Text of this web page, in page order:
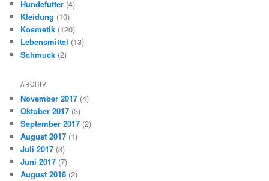
Hundefutter (4)
Kleidung (10)
Kosmetik (120)
Lebensmittel (13)
Schmuck (2)
ARCHIV
November 2017 (4)
Oktober 2017 (3)
September 2017 (2)
August 2017 (1)
Juli 2017 (3)
Juni 2017 (7)
August 2016 (2)